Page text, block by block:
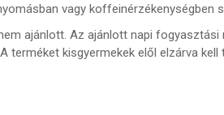
vagy koffeinérzékenységben
ajánlott. Az ajánlott napi
kisgyermekek elől elzárva kell